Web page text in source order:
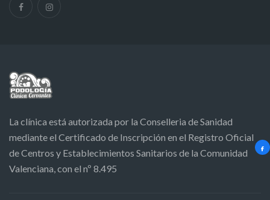
La clínica está autorizada por la Conselleria de Sanidad
mediante el Certificado de Inscripción en el Registro Oficial
de Centros y Establecimientos Sanitarios de la Comunidad
Valenciana, con el nº 8.495